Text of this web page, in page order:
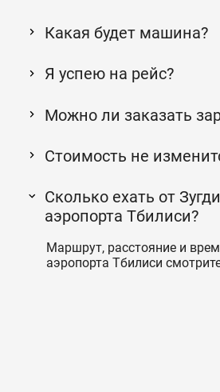
Какая будет машина?
Я успею на рейс?
Можно ли заказать
Стоимость не
Сколько ехать от
аэропорта Тбилиси?
Маршрут, расстояние и
аэропорта Тбилиси